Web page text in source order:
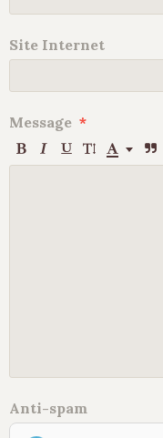
Site Internet
Message
Anti-spam